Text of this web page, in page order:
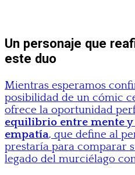
Un personaje que
este duo
Mientras esperamos
posibilidad de un cómic
ofrece la oportunidad
equilibrio entre mente y
empatía, que define al
prestaría para comparar
legado del murciélago